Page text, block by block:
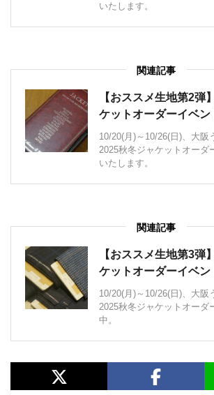
いたします。
関連記事
【おススメ生地第2弾
ケットオーダーイベン
10/20(月)～10/26(日)、大阪
2025秋冬ジャケットオーダ
いたします。
関連記事
【おススメ生地第3弾
ケットオーダーイベン
10/20(月)～10/26(日)、大阪
2025秋冬ジャケットオーダ
中。